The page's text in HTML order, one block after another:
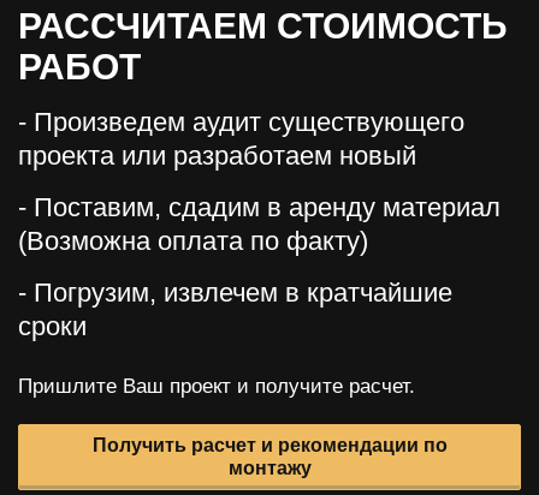
РАССЧИТАЕМ СТОИМОСТЬ
РАБОТ
- Произведем аудит существующего
проекта или разработаем новый
- Поставим, сдадим в аренду материал
(Возможна оплата по факту)
- Погрузим, извлечем в кратчайшие
сроки
Пришлите Ваш проект и получите расчет.
Получить расчет и рекомендации по
монтажу